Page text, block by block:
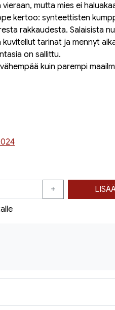
mutta mies ei
kertoo: synteettisten
rakkaudesta. Salaisista
kuvitellut tarinat ja mennyt
on sallittu.
kuin parempi